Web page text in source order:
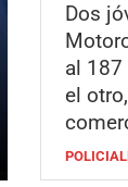
Dos
al 187
el